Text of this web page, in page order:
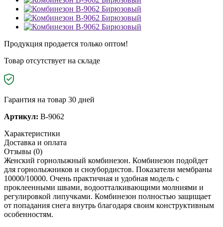
Продукция продается только оптом!
Товар отсутствует на складе
Гарантия на товар 30 дней
Артикул: B-9062
Характеристики
Доставка и оплата
Отзывы (0)
Женский горнолыжный комбинезон. Комбинезон подойдет
для горнолыжников и сноубордистов. Показатели мембраны
10000/10000. Очень практичная и удобная модель с
проклеенными швами, водоотталкивающими молниями и
регулировкой липучками. Комбинезон полностью защищает
от попадания снега внутрь благодаря своим конструктивным
особенностям.